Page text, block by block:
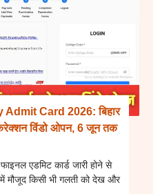
Card 2026: बिहार
विंडो ओपन, 6 जून तक
एडमिट कार्ड जारी होने से
मौजूद किसी भी गलती को देख और